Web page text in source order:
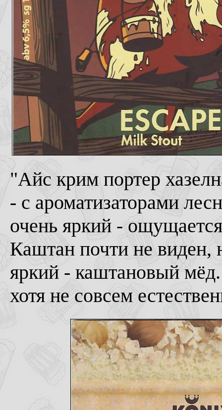
"Айс крим портер
- с ароматизаторами
очень яркий -
Каштан почти не виден,
яркий - каштановый
хотя не совсем